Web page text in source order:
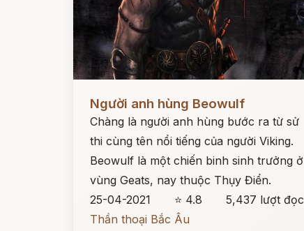
Người anh hùng Beowulf
Chàng là người anh hùng bước ra từ sử
thi cùng tên nổi tiếng của người Viking.
Beowulf là một chiến binh sinh trưởng ở
vùng Geats, nay thuộc Thụy Điển.
25-04-2021
⭐ 4.8
5,437 lượt đọc
Thần thoại Bắc Âu